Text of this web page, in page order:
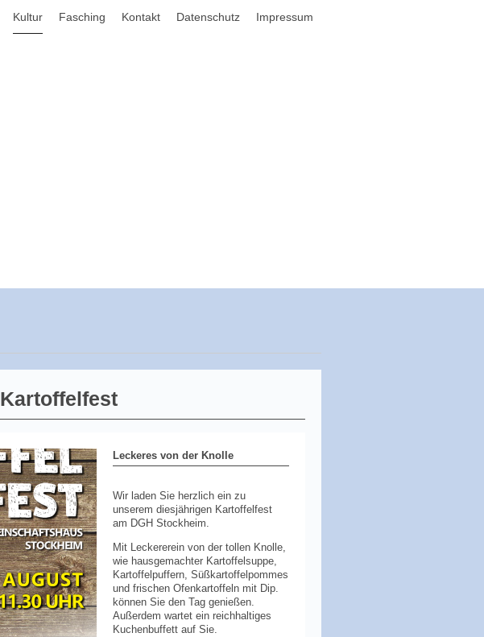
Kultur Fasching Kontakt Datenschutz Impressum
Kartoffelfest
Leckeres von der Knolle
Wir laden Sie herzlich ein zu
unserem diesjährigen Kartoffelfest
am DGH Stockheim.
Mit Leckererein von der tollen Knolle,
wie hausgemachter Kartoffelsuppe,
Kartoffelpuffern, Süßkartoffelpommes
und frischen Ofenkartoffeln mit Dip.
können Sie den Tag genießen.
Außerdem wartet ein reichhaltiges
Kuchenbuffett auf Sie.